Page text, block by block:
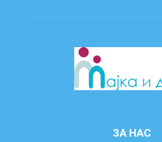
ЗА НАС